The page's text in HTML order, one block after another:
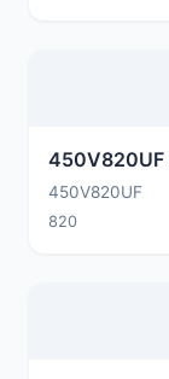
450V820UF
820